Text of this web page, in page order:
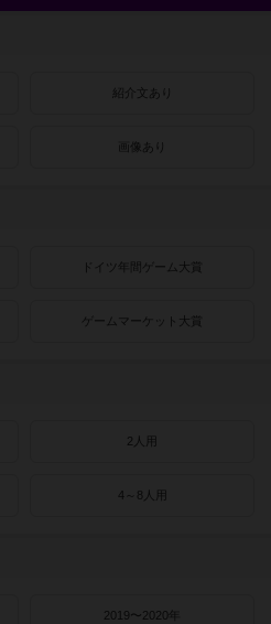
紹介文あり
画像あり
ドイツ年間ゲーム大賞
ゲームマーケット大賞
2人用
4～8人用
2019〜2020年